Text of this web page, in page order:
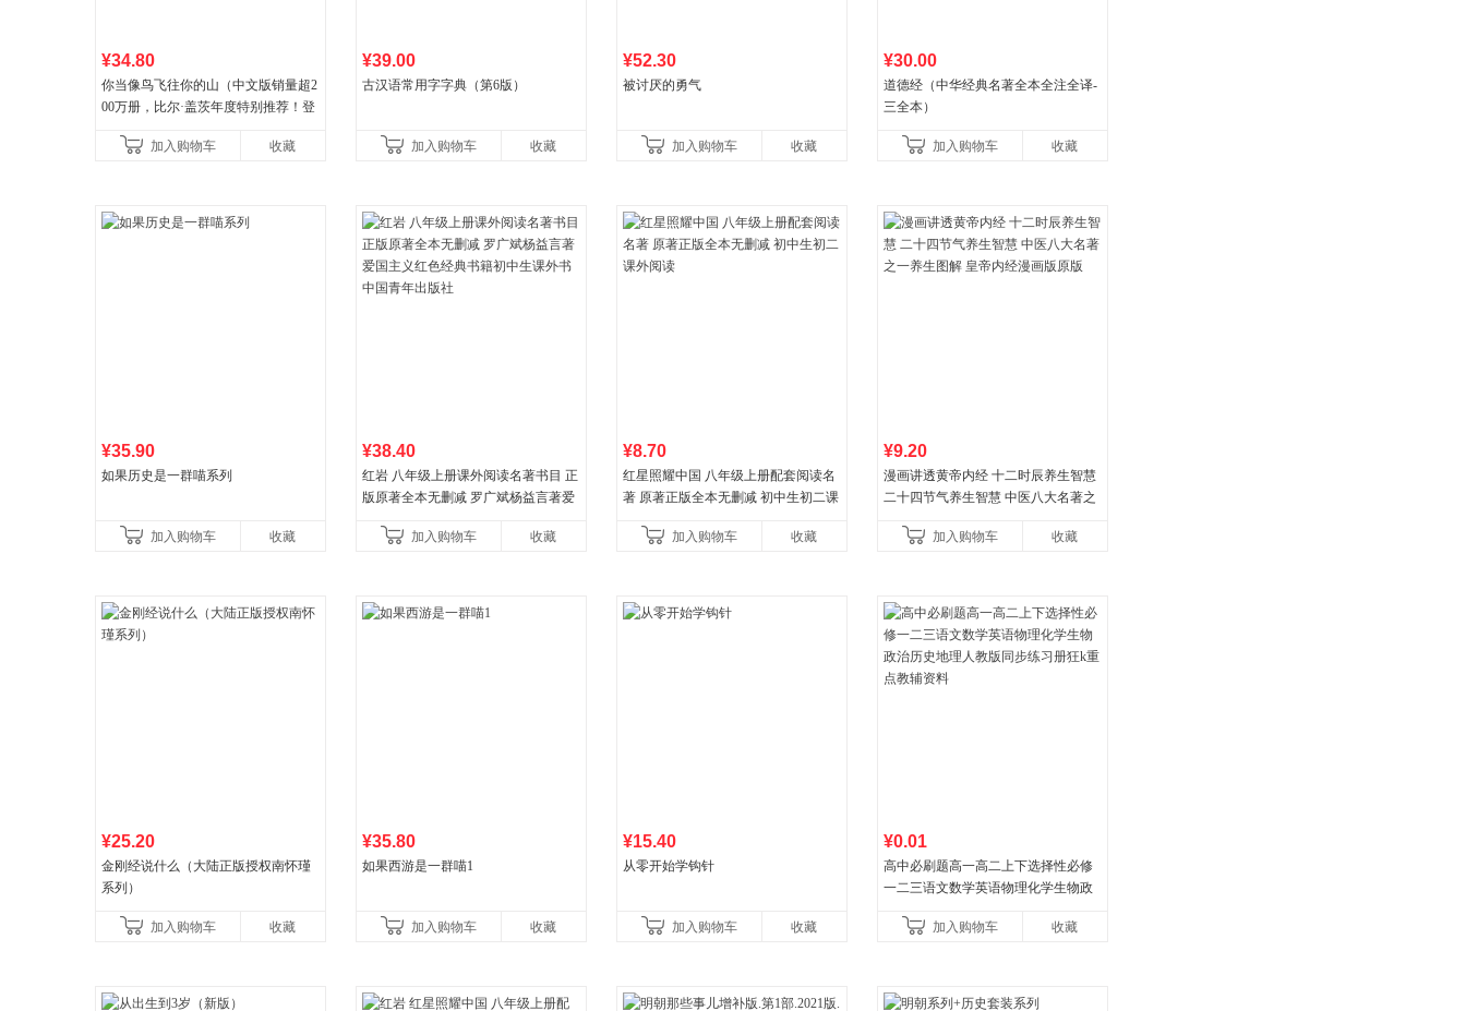
¥34.80
你当像鸟飞往你的山（中文版销量超2
00万册，比尔·盖茨年度特别推荐！登
比你听说的还要
加入购物车 收藏
¥39.00
古汉语常用字字典（第6版）
加入购物车 收藏
¥52.30
被讨厌的勇气
加入购物车 收藏
¥30.00
道德经（中华经典名著全本全注全译-
三全本）
加入购物车 收藏
¥35.90
如果历史是一群喵系列
加入购物车 收藏
¥38.40
红岩 八年级上册课外阅读名著书目 正
版原著全本无删减 罗广斌杨益言著爱
国青年出版社加入购物车 收藏
¥8.70
红星照耀中国 八年级上册配套阅读名
著 原著正版全本无删减 初中生初二课
加入购物车
收藏
¥9.20
漫画讲透黄帝内经 十二时辰养生智慧
二十四节气养生智慧 中医八大名著之
加入购物车
收藏
¥25.20
金刚经说什么（大陆正版授权南怀瑾
系列）
加入购物车 收藏
¥35.80
如果西游是一群喵1
加入购物车 收藏
¥15.40
从零开始学钩针
加入购物车 收藏
¥0.01
高中必刷题高一高二上下选择性必修
一二三语文数学英语物理化学生物政
教辅资料加入购物车 收藏